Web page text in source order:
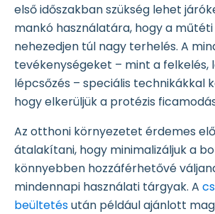
első időszakban szükség lehet
mankó használatára, hogy a
nehezedjen túl nagy terhelés. A
tevékenységeket – mint a felkelés,
lépcsőzés – speciális technikákkal
hogy elkerüljük a protézis
Az otthoni környezetet érdemes
átalakítani, hogy minimalizáljuk a
könnyebben hozzáférhetővé
mindennapi használati tárgyak. A
beültetésután például ajánlott